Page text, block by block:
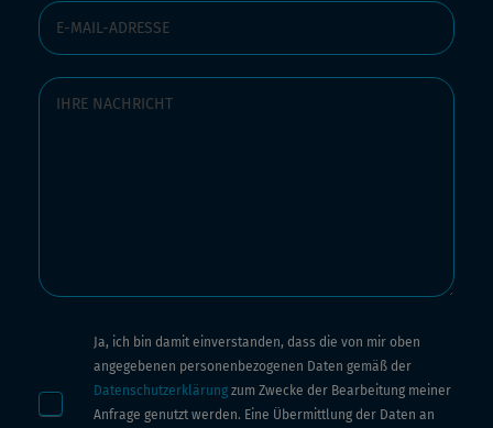
Ja, ich bin damit einverstanden, dass die von mir oben
angegebenen personenbezogenen Daten gemäß der
Datenschutzerklärung zum Zwecke der Bearbeitung meiner
Anfrage genutzt werden. Eine Übermittlung der Daten an